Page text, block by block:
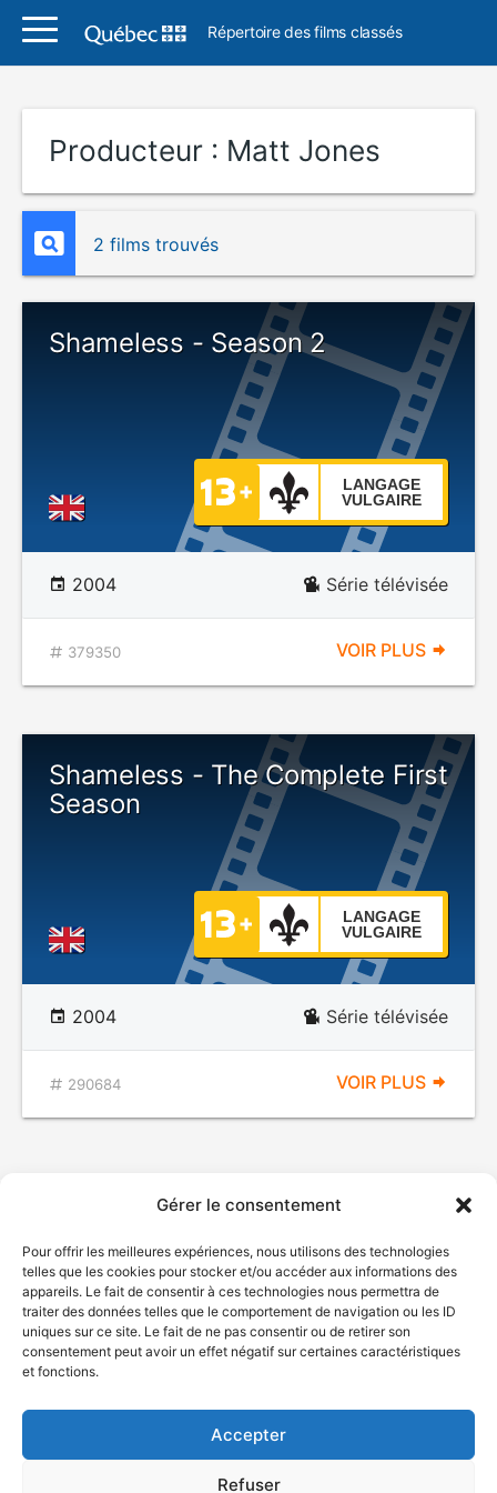
Gérer le consentement
Pour offrir les meilleures expériences, nous utilisons des technologies
telles que les cookies pour stocker et/ou accéder aux informations des
appareils. Le fait de consentir à ces technologies nous permettra de
traiter des données telles que le comportement de navigation ou les ID
uniques sur ce site. Le fait de ne pas consentir ou de retirer son
consentement peut avoir un effet négatif sur certaines caractéristiques
et fonctions.
Accepter
Refuser
Répertoire des films classés
Producteur : Matt Jones
2 films trouvés
Shameless - Season 2
LANGAGE
VULGAIRE
2004 Série télévisée
379350 VOIR PLUS
Shameless - The Complete First
Season
LANGAGE
VULGAIRE
2004 Série télévisée
290684 VOIR PLUS
© Gouvernement du Québec, 2026
Plan du site
Accessibilité
Accès à l'information
Déclaration de services